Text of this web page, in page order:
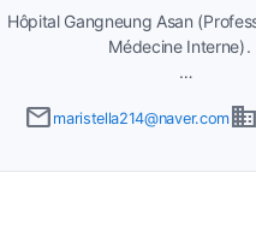
Hôpital Gangneung Asan
Médecine Interne)
coréenne de médecine
depuis 2020.
email maristella214@naver.combusiness